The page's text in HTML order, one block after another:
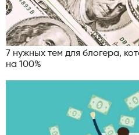
7 нужных тем для блогера,
на 100%